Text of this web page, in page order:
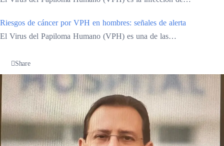
Riesgos de cáncer por VPH en hombres: señales de alerta
El Virus del Papiloma Humano (VPH) es una de las…
Share